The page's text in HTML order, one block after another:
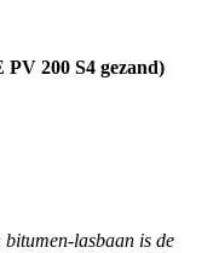
200 S4 gezand)
lasbaan is de